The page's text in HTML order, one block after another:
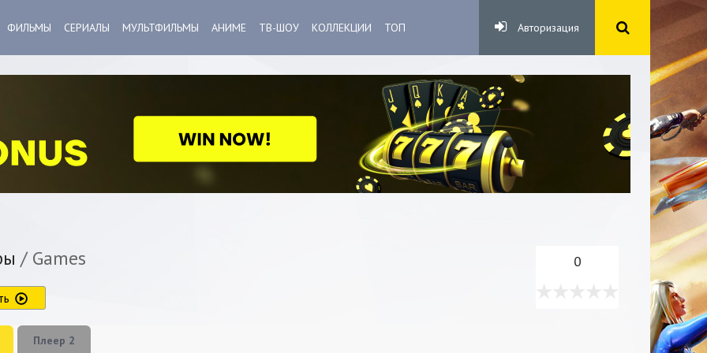
ФИЛЬМЫ СЕРИАЛЫ МУЛЬТФИЛЬМЫ АНИМЕ ТВ-ШОУ КОЛЛЕКЦИИ ТОП Авторизация
/ Games 0
Плеер 2